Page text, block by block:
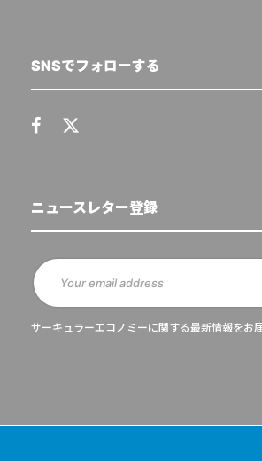
SNSでフォローする
ニュースレター登録
サーキュラーエコノミーに関する最新情報をお届